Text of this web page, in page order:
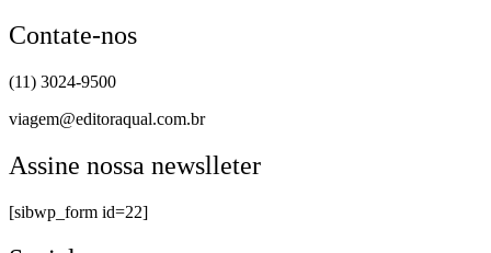
Contate-nos
(11) 3024-9500
viagem@editoraqual.com.br
Assine nossa newslleter
[sibwp_form id=22]